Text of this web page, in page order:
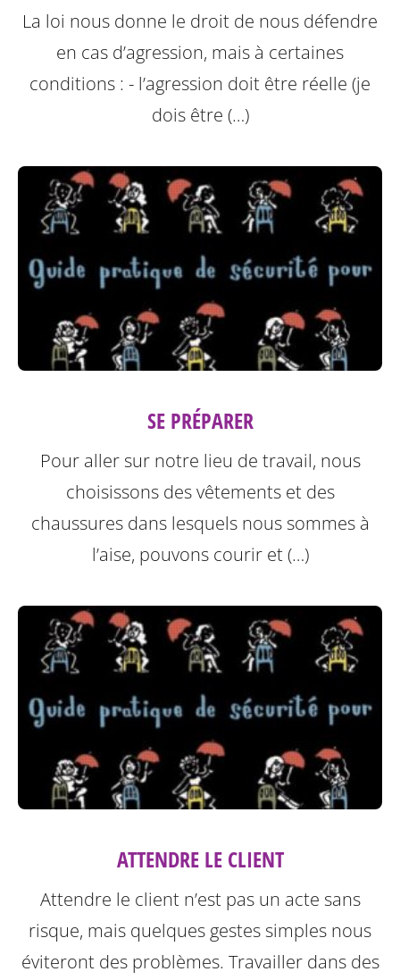
La loi nous donne le droit de nous défendre
en cas d’agression, mais à certaines
conditions : - l’agression doit être réelle (je
dois être (…)
SE PRÉPARER
Pour aller sur notre lieu de travail, nous
choisissons des vêtements et des
chaussures dans lesquels nous sommes à
l’aise, pouvons courir et (…)
ATTENDRE LE CLIENT
Attendre le client n’est pas un acte sans
risque, mais quelques gestes simples nous
éviteront des problèmes. Travailler dans des